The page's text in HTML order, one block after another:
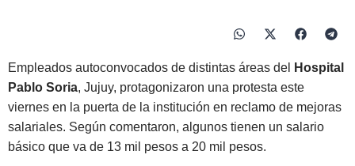
Empleados autoconvocados de distintas áreas del
Hospital
Pablo Soria, Jujuy, protagonizaron una protesta este
viernes en la puerta de la institución en reclamo de mejoras
salariales. Según comentaron, algunos tienen un salario
básico que va de 13 mil pesos a 20 mil pesos.